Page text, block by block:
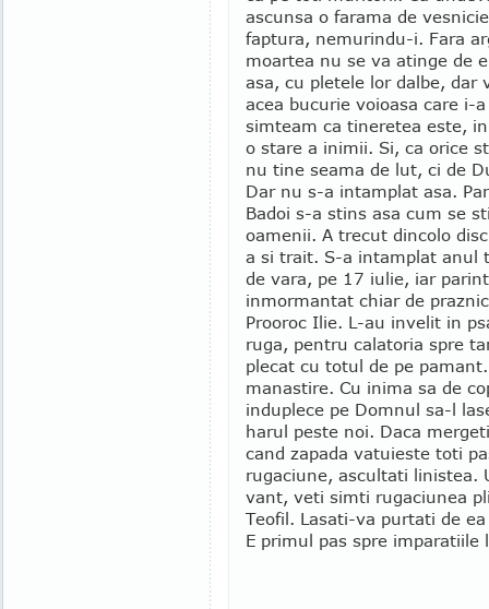
ascunsa o farama de
faptura, nemurindu-i. Fara
moartea nu se va atinge de
asa, cu pletele lor dalbe, dar
acea bucurie voioasa care i-
simteam ca tineretea este,
o stare a inimii. Si, ca orice
nu tine seama de lut, ci de
Dar nu s-a intamplat asa.
Badoi s-a stins asa cum se
oamenii. A trecut dincolo
a si trait. S-a intamplat anul
de vara, pe 17 iulie, iar
inmormantat chiar de
Prooroc Ilie. L-au invelit in
ruga, pentru calatoria spre
plecat cu totul de pe
manastire. Cu inima sa de
induplece pe Domnul sa-l
harul peste noi. Daca
cand zapada vatuieste toti
rugaciune, ascultati linistea.
vant, veti simti rugaciunea
Teofil. Lasati-va purtati de
E primul pas spre imparatiile